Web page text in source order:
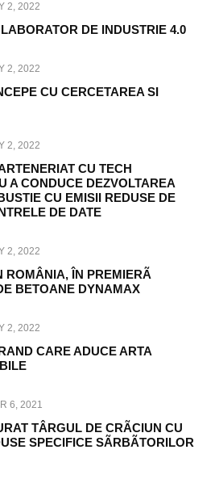
2, 2022
DE INDUSTRIE 4.0
2, 2022
CU CERCETAREA SI
2, 2022
CU TECH
A CONDUCE DEZVOLTAREA
CU EMISII REDUSE DE
DE DATE
2, 2022
ROMÂNIA, ÎN PREMIERÃ
BETOANE DYNAMAX
2, 2022
CARE ADUCE ARTA
6, 2021
TÂRGUL DE CRÃCIUN CU
SPECIFICE SÃRBÃTORILOR